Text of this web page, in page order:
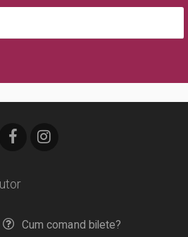
Cum comand bilete?